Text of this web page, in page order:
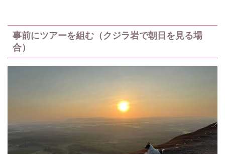
事前にツアーを組む（クジラ岩で朝日を見る場
合）